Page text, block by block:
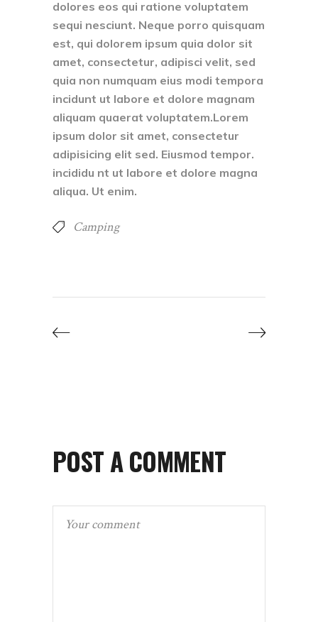
dolores eos qui ratione voluptatem
sequi nesciunt. Neque porro quisquam
est, qui dolorem ipsum quia dolor sit
amet, consectetur, adipisci velit, sed
quia non numquam eius modi tempora
incidunt ut labore et dolore magnam
aliquam quaerat voluptatem.Lorem
ipsum dolor sit amet, consectetur
adipisicing elit sed. Eiusmod tempor.
incididu nt ut labore et dolore magna
aliqua. Ut enim.
Camping
POST A COMMENT